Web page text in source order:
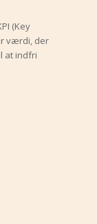
(Key
værdi, der
at indfri